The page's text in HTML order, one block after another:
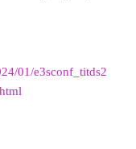
01/e3sconf_titds2